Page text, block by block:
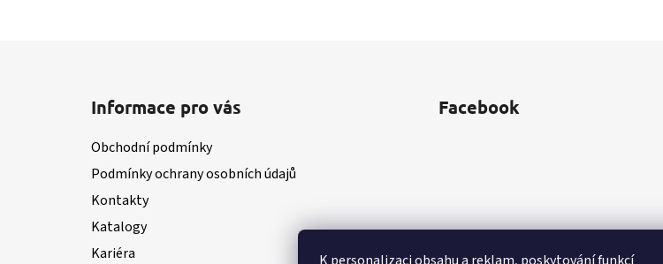
Informace pro vás
Obchodní podmínky
Podmínky ochrany osobních údajů
Kontakty
Katalogy
Kariéra
Facebook